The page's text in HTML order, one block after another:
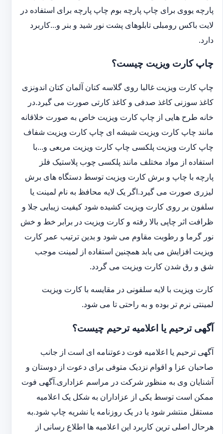
پارچه یووی برای چاپ پارچه بوم چاپ پارچه برای استفاده در
لایت باکس رومبلی تابلوهای پشت نور شید و بنر و...کاربرد
دارد.
چاپ کارت ویزیت چیست؟
چاپ کارت ویزیت غالبا روی گلاسه کتان آلمان کتان اندونزی
کاغذ سوزنی کاغذ صدفی و کاغذ کارتی صورت می گیرد.در
خانه طرح هایی از چاپ کارت ویزیت خاص به صورت خلاقانه
مانند چاپ کارت ویزیت شیشه ای چاپ کارت ویزیت شفاف
چاپ کارت ویزیت پلکسی چاپ کارت ویزیت مربعی و...با
استفاده از مواد مختلف مانند پلکسی چوب پلاستیک فلز
پارچه با چاپ و برش کارت ویزیت توسط دستگاه های برش
لیزری صورت می گیرد.اگر یک لایه محافظ به نام لمینت یا
سلفون بر روی کارت ویزیت کشیده شود کیفیت زیبایی جلا و
ظرافت اثر چاپی بالا رفته و کارت ویزیت در برابر خط و خش
نور گرما و رطوبت مقاوم می شود و بدین ترتیب عمر کارت
ویزیت افزایش می یابد همچنین استفاده از لمینت موجب
شق و رق شدن کارت ویزیت می گردد.
کارت ویزیت با لایه سلفونی در مقایسه با کارت ویزیت
لمینتی نرم تر بوده و به راحتی تا می شود.
آگهی ترحیم یا اعلامیه ترحیم چیست؟
آگهی ترحیم یا اعلامیه فوت دعوتنامه ای است از جانب
صاحبان عزا و اقوام نزدیک متوفی برای دعوت از دوستان و
آشنایان وی به منظور شرکت در مراسم عزاداری.آگهی فوت
ممکن است توسط یکی از عزاداران به شکل یک اعلامیه
مستقل منتشر شود یا در یک روزنامه یا نشریه چاپ شود.به
هرحال اصلی ترین کاربرد این اعلامیه ها اطلاع رسانی از